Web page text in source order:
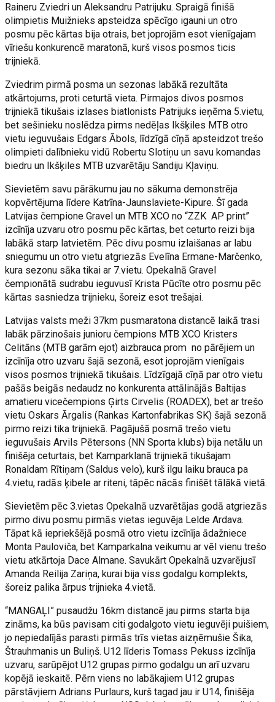
Raineru Zviedri un Aleksandru Patrijuku. Spraigā finišā
olimpietis Muižnieks apsteidza spēcīgo igauni un otro
posmu pēc kārtas bija otrais, bet joprojām esot vienīgajam
vīriešu konkurencē maratonā, kurš visos posmos ticis
trijniekā.
Zviedrim pirmā posma un sezonas labākā rezultāta
atkārtojums, proti ceturtā vieta. Pirmajos divos posmos
trijniekā tikušais izlases biatlonists Patrijuks ieņēma 5.vietu,
bet sešinieku noslēdza pirms nedēļas Ikšķiles MTB otro
vietu ieguvušais Edgars Ābols, līdzīgā cīņā apsteidzot trešo
olimpieti dalībnieku vidū Robertu Slotiņu un savu komandas
biedru un Ikšķiles MTB uzvarētāju Sandiju Kļaviņu.
Sievietēm savu pārākumu jau no sākuma demonstrēja
kopvērtējuma līdere Katrīna-Jaunslaviete-Kipure. Šī gada
Latvijas čempione Gravel un MTB XCO no “ZZK AP print”
izcīnīja uzvaru otro posmu pēc kārtas, bet ceturto reizi bija
labākā starp latvietēm. Pēc divu posmu izlaišanas ar labu
sniegumu un otro vietu atgriezās Evelīna Ermane-Marčenko,
kura sezonu sāka tikai ar 7.vietu. Opekalnā Gravel
čempionātā sudrabu ieguvusī Krista Pūcīte otro posmu pēc
kārtas sasniedza trijnieku, šoreiz esot trešajai.
Latvijas valsts meži 37km pusmaratona distancē laikā trasi
labāk pārzinošais junioru čempions MTB XCO Kristers
Celitāns (MTB garām ejot) aizbrauca prom no pārējiem un
izcīnīja otro uzvaru šajā sezonā, esot joprojām vienīgais
visos posmos trijniekā tikušais. Līdzīgajā cīņā par otro vietu
pašās beigās nedaudz no konkurenta attālinājās Baltijas
amatieru vicečempions Ģirts Cirvelis (ROADEX), bet ar trešo
vietu Oskars Ārgalis (Rankas Kartonfabrikas SK) šajā sezonā
pirmo reizi tika trijniekā. Pagājušā posmā trešo vietu
ieguvušais Arvils Pētersons (NN Sporta klubs) bija netālu un
finišēja ceturtais, bet Kamparklanā trijniekā tikušajam
Ronaldam Rītiņam (Saldus velo), kurš ilgu laiku brauca pa
4.vietu, radās ķibele ar riteni, tāpēc nācās finišēt tālākā vietā.
Sievietēm pēc 3.vietas Opekalnā uzvarētājas godā atgriezās
pirmo divu posmu pirmās vietas ieguvēja Lelde Ardava.
Tāpat kā iepriekšējā posmā otro vietu izcīnīja ādažniece
Monta Pauloviča, bet Kamparkalna veikumu ar vēl vienu trešo
vietu atkārtoja Dace Almane. Savukārt Opekalnā uzvarējusī
Amanda Reilija Zariņa, kurai bija viss godalgu komplekts,
šoreiz palika ārpus trijnieka 4.vietā.
“MANGAĻI” pusaudžu 16km distancē jau pirms starta bija
zināms, ka būs pavisam citi godalgoto vietu ieguvēji puišiem,
jo nepiedalījās parasti pirmās trīs vietas aizņēmušie Šika,
Štrauhmanis un Buliņš. U12 līderis Tomass Pekuss izcīnīja
uzvaru, sarūpējot U12 grupas pirmo godalgu un arī uzvaru
kopējā ieskaitē. Pērn viens no labākajiem U12 grupas
pārstāvjiem Adrians Purlaurs, kurš tagad jau ir U14, finišēja